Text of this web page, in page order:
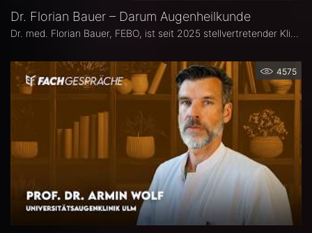
Dr. Florian Bauer – Darum Augenheilkunde
4575